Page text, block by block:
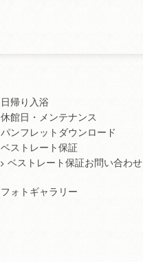
日帰り入浴
休館日・メンテナンス
パンフレットダウンロード
ベストレート保証
ベストレート保証お問い合わせ
フォトギャラリー